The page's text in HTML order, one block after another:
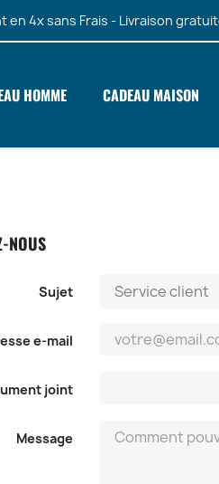
en 4x sans Frais - Livraison
HOMME CADEAU MAISON
NOUS
Sujet
e-mail
joint
Message